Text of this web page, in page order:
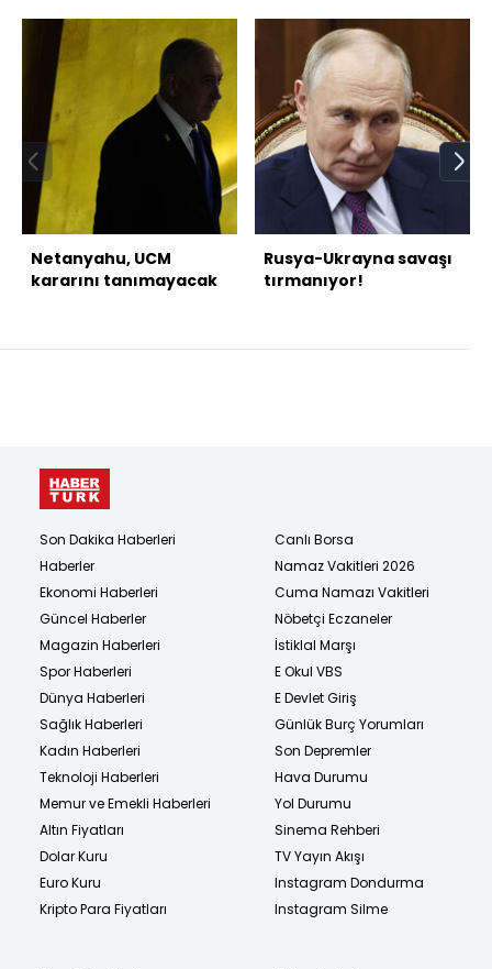
Netanyahu, UCM
kararını tanımayacak
Rusya-Ukrayna savaşı
tırmanıyor!
Son Dakika Haberleri
Haberler
Ekonomi Haberleri
Güncel Haberler
Magazin Haberleri
Spor Haberleri
Dünya Haberleri
Sağlık Haberleri
Kadın Haberleri
Teknoloji Haberleri
Memur ve Emekli Haberleri
Altın Fiyatları
Dolar Kuru
Euro Kuru
Kripto Para Fiyatları
Canlı Borsa
Namaz Vakitleri 2026
Cuma Namazı Vakitleri
Nöbetçi Eczaneler
İstiklal Marşı
E Okul VBS
E Devlet Giriş
Günlük Burç Yorumları
Son Depremler
Hava Durumu
Yol Durumu
Sinema Rehberi
TV Yayın Akışı
Instagram Dondurma
Instagram Silme